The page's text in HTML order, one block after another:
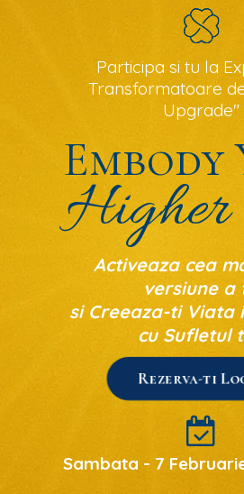
Participa si tu la
Transformatoare
Upgrade"
Activeaza cea
versiune a
si Creeaza-ti Viata
cu Sufletul
Rezerva-ti
Sambata - 7